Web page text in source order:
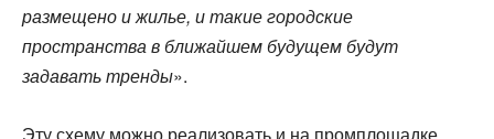
размещено и жилье, и такие городские
пространства в ближайшем будущем будут
задавать тренды».